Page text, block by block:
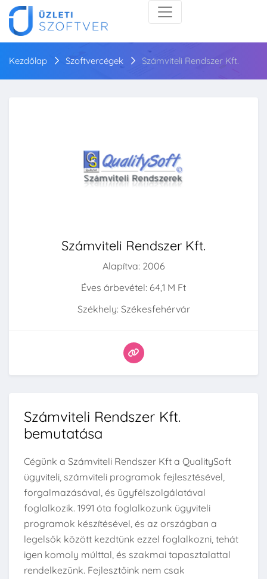
Kezdőlap Szoftvercégek Számviteli Rendszer Kft.
Számviteli Rendszer Kft.
Alapítva: 2006
Éves árbevétel: 64,1 M Ft
Székhely: Székesfehérvár
Számviteli Rendszer Kft.
bemutatása
Cégünk a Számviteli Rendszer Kft a QualitySoft
ügyviteli, számviteli programok fejlesztésével,
forgalmazásával, és ügyfélszolgálatával
foglalkozik. 1991 óta foglalkozunk ügyviteli
programok készítésével, és az országban a
legelsők között kezdtünk ezzel foglalkozni, tehát
igen komoly múlttal, és szakmai tapasztalattal
rendelkezünk. Fejlesztőink nem csak